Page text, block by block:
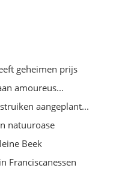
geheimen prijs
amoureus...
aangeplant...
natuuroase
Beek
Franciscanessen